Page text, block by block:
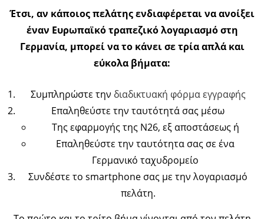
Έτσι, αν κάποιος πελάτης ενδιαφέρεται να ανοίξει
έναν Ευρωπαϊκό τραπεζικό λογαριασμό στη
Γερμανία, μπορεί να το κάνει σε τρία απλά και
εύκολα βήματα:
Συμπληρώστε την διαδικτυακή φόρμα εγγραφής
Επαληθεύστε την ταυτότητά σας μέσω
Της εφαρμογής της Ν26, εξ αποστάσεως ή
Επαληθεύστε την ταυτότητα σας σε ένα
Γερμανικό ταχυδρομείο
Συνδέστε το smartphone σας με την λογαριασμό
πελάτη.